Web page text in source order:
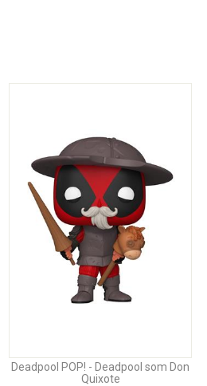
Deadpool POP! - Deadpool som Don
Quixote